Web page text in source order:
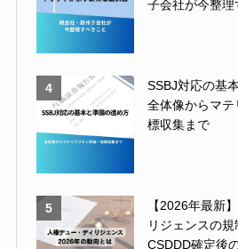
子会社が今整理
4
SSBJ対応の基
全体像からマ
標収集まで
5
【2026年最新
リジェンスの規
CSDDD確定後